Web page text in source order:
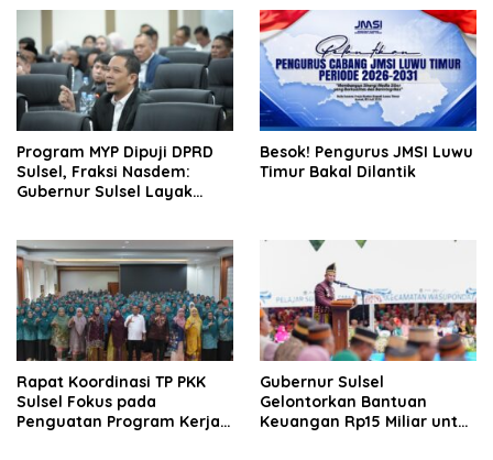
Program MYP Dipuji DPRD
Sulsel, Fraksi Nasdem:
Gubernur Sulsel Layak
Besok! Pengurus JMSI Luwu
Timur Bakal Dilantik
Rapat Koordinasi TP PKK
Sulsel Fokus pada
Penguatan Program Kerja
Gubernur Sulsel
Gelontorkan Bantuan
Keuangan Rp15 Miliar untuk